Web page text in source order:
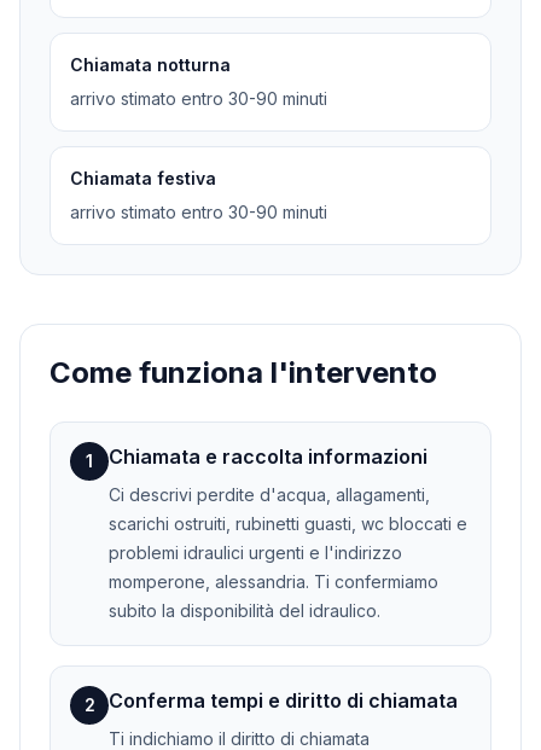
Chiamata notturna
arrivo stimato entro 30-90 minuti
Chiamata festiva
arrivo stimato entro 30-90 minuti
Come funziona l'intervento
1 Chiamata e raccolta informazioni
Ci descrivi perdite d'acqua, allagamenti,
scarichi ostruiti, rubinetti guasti, wc bloccati e
problemi idraulici urgenti e l'indirizzo
momperone, alessandria. Ti confermiamo
subito la disponibilità del idraulico.
2 Conferma tempi e diritto di chiamata
Ti indichiamo il diritto di chiamata